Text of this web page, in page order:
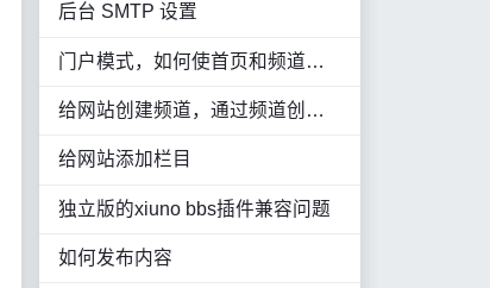
后台 SMTP 设置
门户模式，如何使首页和频道显示内容
给网站创建频道，通过频道创建各种内容丰富的页面
给网站添加栏目
独立版的xiuno bbs插件兼容问题
如何发布内容